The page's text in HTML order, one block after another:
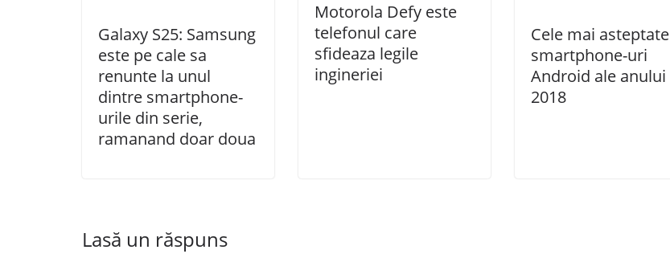
Galaxy S25: Samsung
este pe cale sa
renunte la unul
dintre smartphone-
urile din serie,
ramanand doar doua
Motorola Defy este
telefonul care
sfideaza legile
ingineriei
Cele mai asteptate
smartphone-uri
Android ale anului
2018
Lasă un răspuns